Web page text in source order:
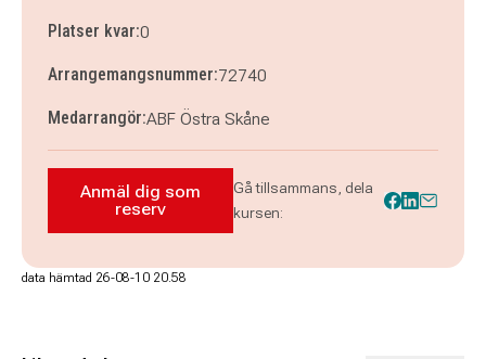
Platser kvar:0
Arrangemangsnummer:72740
Medarrangör:ABF Östra Skåne
Anmäl dig som reserv till
Anmäl dig som
reserv
Gå tillsammans, dela
kursen:
data hämtad 26-08-10 20.58